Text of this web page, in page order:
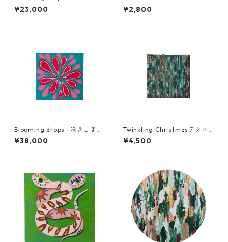
¥23,000 ¥2,800
Blooming drops -咲きこぼれ
るしずく-
¥38,000
Twinkling Christmasテクス
チャー
¥4,500